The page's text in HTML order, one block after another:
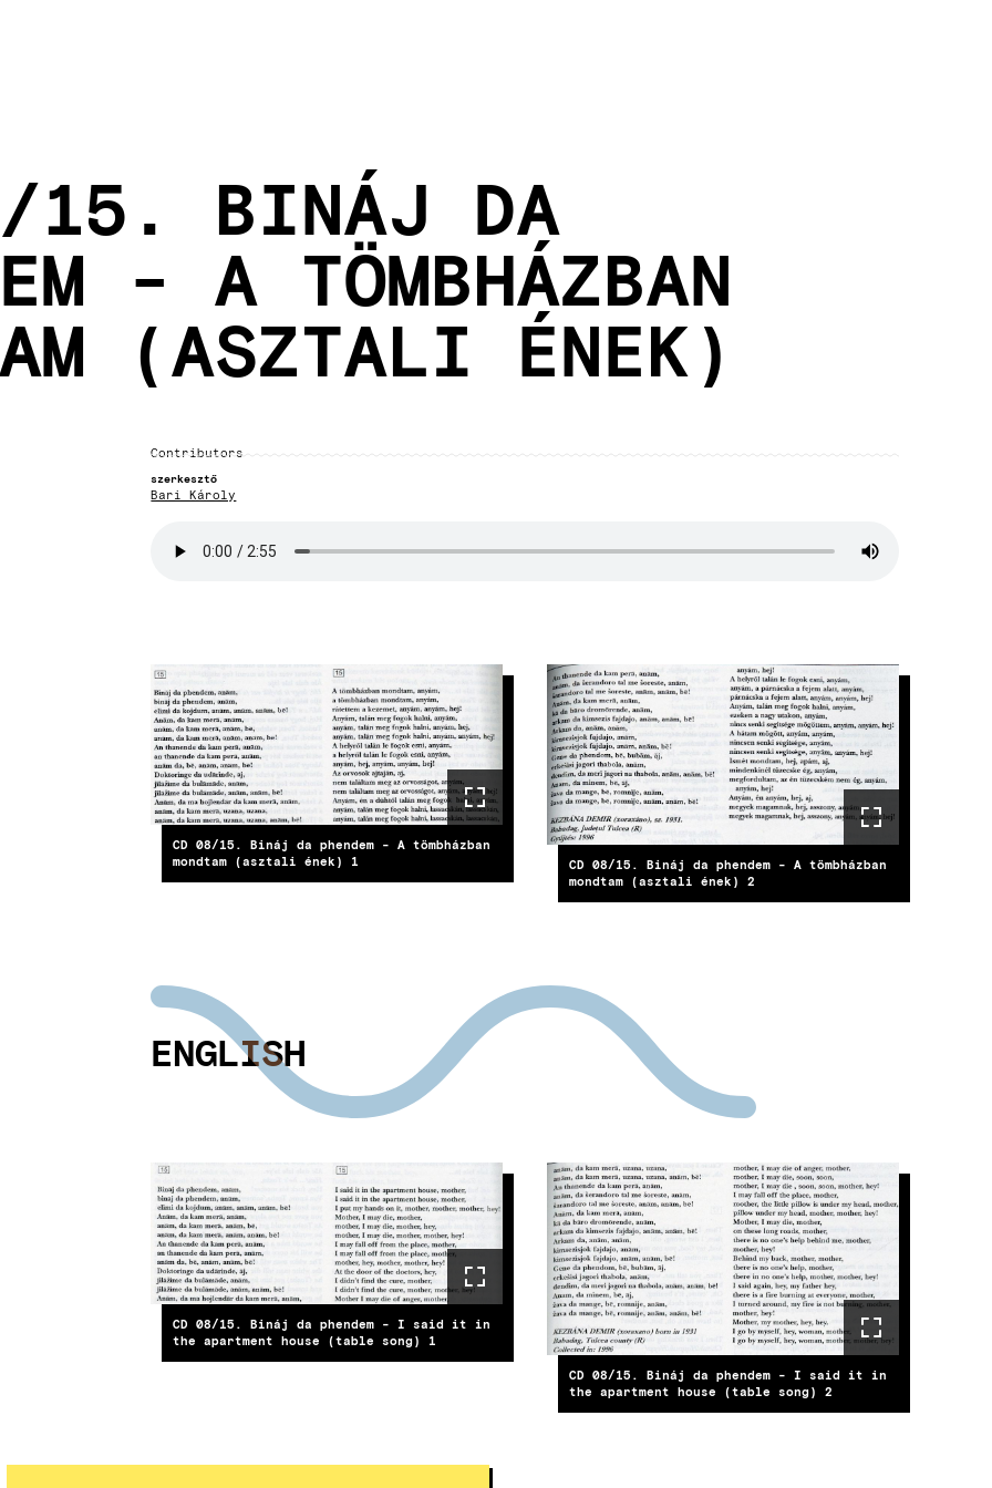
15. BINÁJ DA
- A TÖMBHÁZBAN
(ASZTALI ÉNEK)
Contributors
szerkesztő
Bari Károly
CD 08/15. Bináj da phendem - A tömbházban
mondtam (asztali ének) 1
CD 08/15. Bináj da phendem - A tömbházban
mondtam (asztali ének) 2
ENGLISH
CD 08/15. Bináj da phendem - I said it in
the apartment house (table song) 1
CD 08/15. Bináj da phendem - I said it in
the apartment house (table song) 2